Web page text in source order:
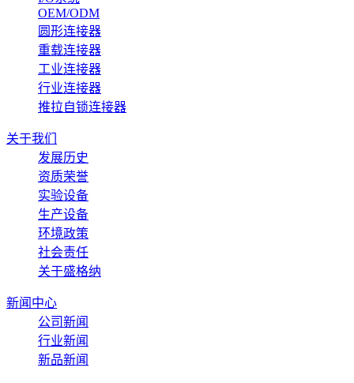
OEM/ODM
圆形连接器
重载连接器
工业连接器
行业连接器
推拉自锁连接器
关于我们
发展历史
资质荣誉
实验设备
生产设备
环境政策
社会责任
关于盛格纳
新闻中心
公司新闻
行业新闻
新品新闻